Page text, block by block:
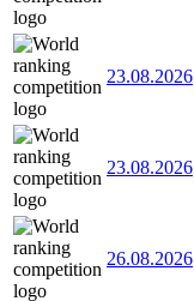
23.08.2026
23.08.2026
26.08.2026